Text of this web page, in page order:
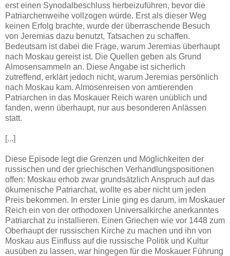
erst einen Synodalbeschluss herbeizuführen, bevor die
Patriarchenweihe vollzogen würde. Erst als dieser Weg
keinen Erfolg brachte, wurde der überraschende Besuch
von Jeremias dazu benutzt, Tatsachen zu schaffen.
Bedeutsam ist dabei die Frage, warum Jeremias überhaupt
nach Moskau gereist ist. Die Quellen geben als Grund
Almosensammeln an. Diese Angabe ist sicherlich
zutreffend, erklärt jedoch nicht, warum Jeremias persönlich
nach Moskau kam. Almosenreisen von amtierenden
Patriarchen in das Moskauer Reich waren unüblich und
fanden, wenn überhaupt, nur aus besonderen Anlässen
statt.
[...]
Diese Episode legt die Grenzen und Möglichkeiten der
russischen und der griechischen Verhandlungspositionen
offen: Moskau erhob zwar grundsätzlich Anspruch auf das
ökumenische Patriarchat, wollte es aber nicht um jeden
Preis bekommen. In erster Linie ging es darum, im Moskauer
Reich ein von der orthodoxen Universalkirche anerkanntes
Patriarchat zu installieren. Einen Griechen wie vor 1448 zum
Oberhaupt der russischen Kirche zu machen und ihn von
Moskau aus Einfluss auf die russische Politik und Kultur
ausüben zu lassen, war hingegen für die Moskauer Führung